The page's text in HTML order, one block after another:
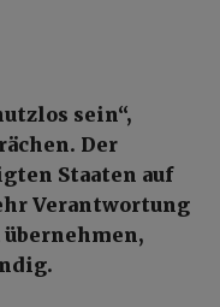
sein“,
Der
Staaten auf
Verantwortung